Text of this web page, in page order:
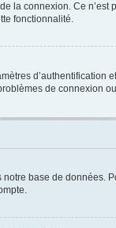
de la connexion. Ce
fonctionnalité.
de connexion
base de données.